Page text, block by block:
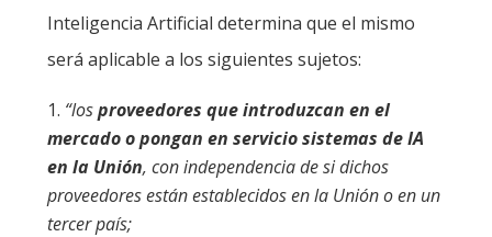
Inteligencia Artificial determina que el mismo
será aplicable a los siguientes sujetos:
“losproveedores que introduzcan en el
mercado o pongan en servicio sistemas de IA
en la Unión, con independencia de si dichos
proveedores están establecidos en la Unión o en un
tercer país;